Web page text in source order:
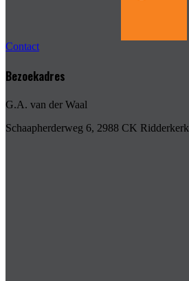
Contact
Bezoekadres
G.A. van der Waal
Schaapherderweg 6, 2988 CK Ridderkerk